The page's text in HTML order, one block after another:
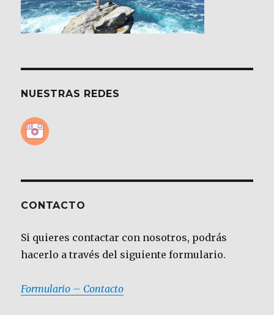
NUESTRAS REDES
CONTACTO
Si quieres contactar con nosotros, podrás
hacerlo a través del siguiente formulario.
Formulario – Contacto